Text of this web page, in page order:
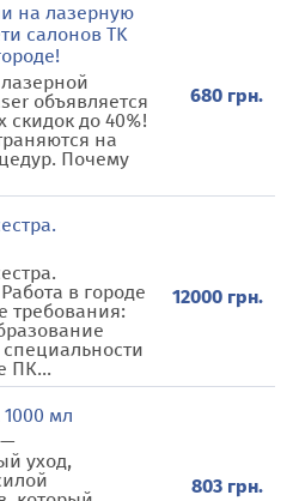
на лазерную
салонов TK
объявляется
скидок до 40%!
на
Почему
680 грн.
в городе
требования:
ПК...
12000 грн.
мл
уход,
803 грн.